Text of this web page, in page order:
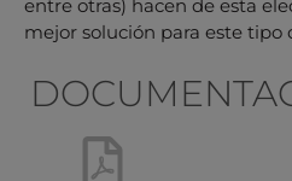
entre otras) hacen de esta
mejor solución para este tipo